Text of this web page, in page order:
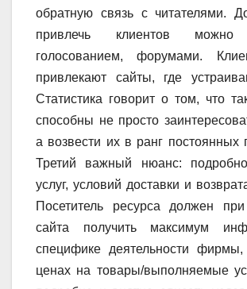
обратную связь с читателями.
привлечь клиентов можно
голосованием, форумами.
привлекают сайты, где
Статистика говорит о том, что
способны не просто
а возвести их в ранг постоянных
Третий важный нюанс:
услуг, условий доставки и
Посетитель ресурса должен
сайта получить максимум
специфике деятельности фирмы,
ценах на товары/выполняемые